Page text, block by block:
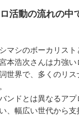
活動の流れの中
マシのボーカリスト
本浩次さんは力強い
世界で、多くのリス
ンドとは異なるアプ
、幅広い世代から支